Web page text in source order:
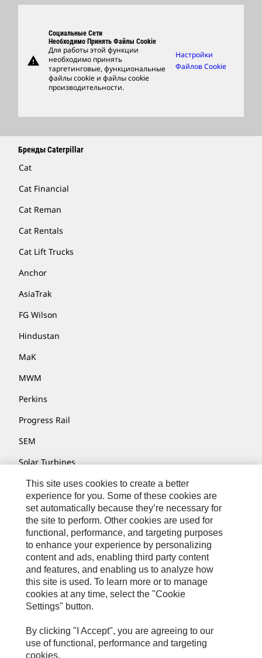
Support
Фирменные Товары
Найти Дилера
warning
Социальные Сети
Необходимо Принять Файлы Cookie
Для работы этой функции
необходимо принять
таргетинговые, функциональные
файлы cookie и файлы cookie
производительности.
Настройки
Файлов Cookie
Бренды Caterpillar
Cat
Cat Financial
Cat Reman
Cat Rentals
Cat Lift Trucks
Anchor
AsiaTrak
FG Wilson
Hindustan
MaK
MWM
Perkins
Progress Rail
SEM
Solar Turbines
SPM Oil & Gas
Turner Powertrain Systems
Контакты
Карта Сайта
Cookie Settings
Юридическое Уведомление
Конфиденциальность
Cat.com
This site uses cookies to create a better
experience for you. Some of these cookies are
set automatically because they’re necessary for
the site to perform. Other cookies are used for
functional, performance, and targeting purposes
to enhance your experience by personalizing
content and ads, enabling third party content
and features, and enabling us to analyze how
this site is used. To learn more or to manage
cookies at any time, select the "Cookie
Settings" button.
By clicking "I Accept", you are agreeing to our
use of functional, performance and targeting
cookies.